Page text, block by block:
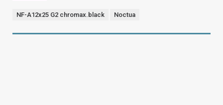
NF-A12x25 G2 chromax.black Noctua